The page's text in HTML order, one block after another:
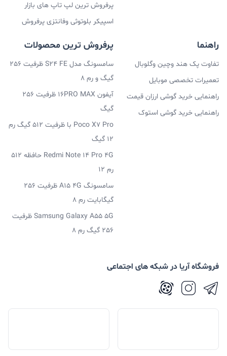
پرفروش ترین لپ تاپ های بازار
اسپیکر بلوتوثی وفانتزی پرفروش
راهنما
تفاوت پک هند وچین وگلوبال
تعمیرات تخصصی موبایل
راهنمایی خرید گوشی ارزان قیمت
راهنمایی خرید گوشی استوک
پرفروش ترین محصولات
سامسونگ مدل S24 FE ظرفیت 256
گیگ و رم 8
آیفون 16PRO MAX ظرفیت 256
گیگ
Poco X7 Pro با ظرفیت 512 گیگ رم
12 گیگ
Redmi Note 14 Pro 4G حافظه 512
رم 12
سامسونگ A15 4G ظرفیت 256
گیگابایت رم 8
Samsung Galaxy A55 5G ظرفیت
256 گیگ رم 8
فروشگاه آریا در شبکه های اجتماعی